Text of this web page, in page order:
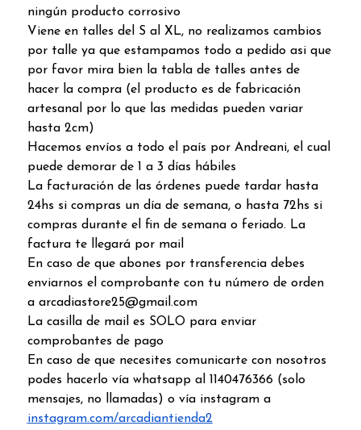
ningún producto corrosivo
Viene en talles del S al XL, no realizamos cambios
por talle ya que estampamos todo a pedido asi que
por favor mira bien la tabla de talles antes de
hacer la compra (el producto es de fabricación
artesanal por lo que las medidas pueden variar
hasta 2cm)
Hacemos envíos a todo el país por Andreani, el cual
puede demorar de 1 a 3 días hábiles
La facturación de las órdenes puede tardar hasta
24hs si compras un día de semana, o hasta 72hs si
compras durante el fin de semana o feriado. La
factura te llegará por mail
En caso de que abones por transferencia debes
enviarnos el comprobante con tu número de orden
a arcadiastore25@gmail.com
La casilla de mail es SOLO para enviar
comprobantes de pago
En caso de que necesites comunicarte con nosotros
podes hacerlo vía whatsapp al 1140476366 (solo
mensajes, no llamadas) o vía instagram a
instagram.com/arcadiantienda2